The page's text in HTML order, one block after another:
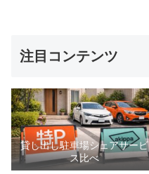
注目コンテンツ
貸し出し駐車場シェアサービ
ス比べ